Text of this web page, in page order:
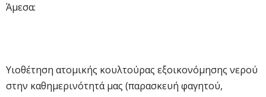
Άμεσα:
Υιοθέτηση ατομικής κουλτούρας εξοικονόμησης νερού
στην καθημερινότητά μας (παρασκευή φαγητού,